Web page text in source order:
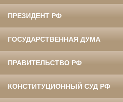
ПРЕЗИДЕНТ РФ
ГОСУДАРСТВЕННАЯ ДУМА
ПРАВИТЕЛЬСТВО РФ
КОНСТИТУЦИОННЫЙ СУД РФ